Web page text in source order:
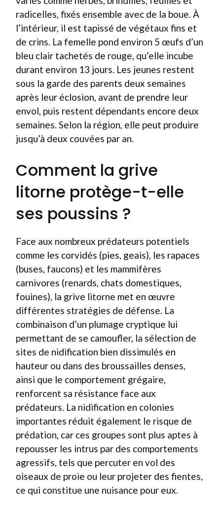
radicelles, fixés ensemble avec de la boue. À
l’intérieur, il est tapissé de végétaux fins et
de crins. La femelle pond environ 5 œufs d’un
bleu clair tachetés de rouge, qu’elle incube
durant environ 13 jours. Les jeunes restent
sous la garde des parents deux semaines
après leur éclosion, avant de prendre leur
envol, puis restent dépendants encore deux
semaines. Selon la région, elle peut produire
jusqu’à deux couvées par an.
Comment la grive
litorne protège-t-elle
ses poussins ?
Face aux nombreux prédateurs potentiels
comme les corvidés (pies, geais), les rapaces
(buses, faucons) et les mammifères
carnivores (renards, chats domestiques,
fouines), la grive litorne met en œuvre
différentes stratégies de défense. La
combinaison d’un plumage cryptique lui
permettant de se camoufler, la sélection de
sites de nidification bien dissimulés en
hauteur ou dans des broussailles denses,
ainsi que le comportement grégaire,
renforcent sa résistance face aux
prédateurs. La nidification en colonies
importantes réduit également le risque de
prédation, car ces groupes sont plus aptes à
repousser les intrus par des comportements
agressifs, tels que percuter en vol des
oiseaux de proie ou leur projeter des fientes,
ce qui constitue une nuisance pour eux.